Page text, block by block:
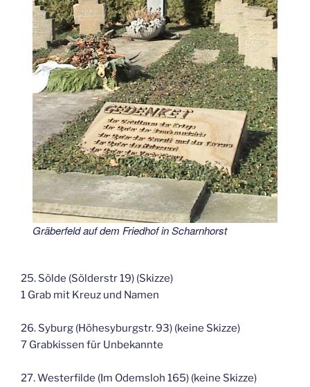
Gräberfeld auf dem Friedhof in Scharnhorst
25. Sölde (Sölderstr 19) (Skizze)
1 Grab mit Kreuz und Namen
26. Syburg (Höhesyburgstr. 93) (keine Skizze)
7 Grabkissen für Unbekannte
27. Westerfilde (Im Odemsloh 165) (keine Skizze)